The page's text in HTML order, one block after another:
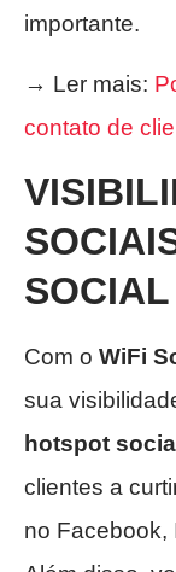
importante.
→ Ler mais:
contato de
SOCIAL
Com o WiFi
sua
hotspot
clientes a
no Facebook,